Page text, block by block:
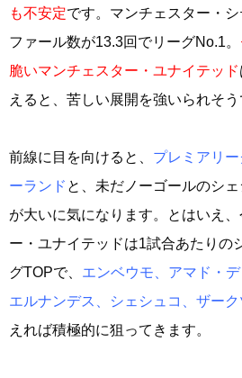
も不安定です。マンチェスター・
ファール数が13.3回でリーグNo.1。
脆いマンチェスター・ユナイテッド
えると、苦しい展開を強いられそう
前線に目を向けると、 プレミアリ
ーランド と、未だノーゴールのシ
が大いに気になります。とはいえ
ー・ユナイテッドは1試合あたりの
グTOPで、 エンベウモ、アマド・
エルナンデス、シェシュコ、ザーク
えれば積極的に狙ってきます。